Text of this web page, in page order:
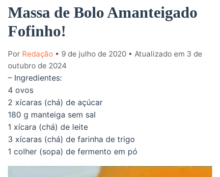
Massa de Bolo Amanteigado
Fofinho!
Por Redação • 9 de julho de 2020 • Atualizado em 3 de
outubro de 2024
– Ingredientes:
4 ovos
2 xícaras (chá) de açúcar
180 g manteiga sem sal
1 xícara (chá) de leite
3 xícaras (chá) de farinha de trigo
1 colher (sopa) de fermento em pó